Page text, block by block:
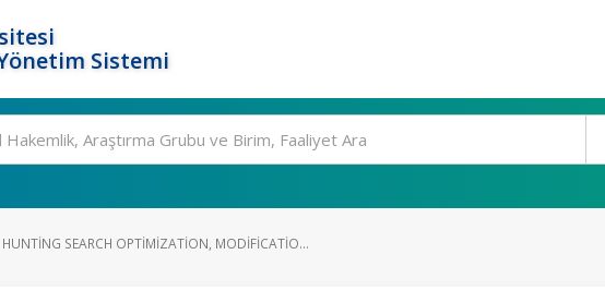
Sistemi
HUNTING SEARCH OPTIMIZATION, MODIFICATIO...